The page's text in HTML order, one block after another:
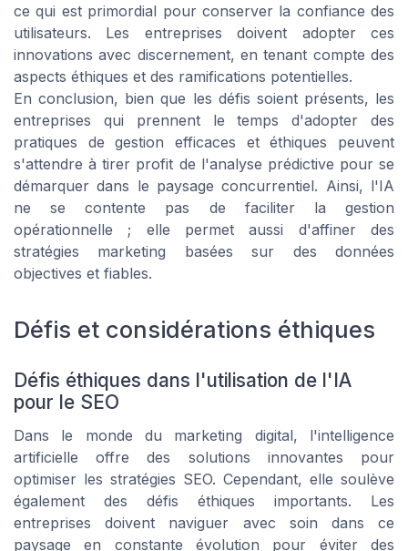
ce qui est primordial pour conserver la confiance des
utilisateurs. Les entreprises doivent adopter ces
innovations avec discernement, en tenant compte des
aspects éthiques et des ramifications potentielles.
En conclusion, bien que les défis soient présents, les
entreprises qui prennent le temps d'adopter des
pratiques de gestion efficaces et éthiques peuvent
s'attendre à tirer profit de l'analyse prédictive pour se
démarquer dans le paysage concurrentiel. Ainsi, l'IA
ne se contente pas de faciliter la gestion
opérationnelle ; elle permet aussi d'affiner des
stratégies marketing basées sur des données
objectives et fiables.
Défis et considérations éthiques
Défis éthiques dans l'utilisation de l'IA
pour le SEO
Dans le monde du marketing digital, l'intelligence
artificielle offre des solutions innovantes pour
optimiser les stratégies SEO. Cependant, elle soulève
également des défis éthiques importants. Les
entreprises doivent naviguer avec soin dans ce
paysage en constante évolution pour éviter des